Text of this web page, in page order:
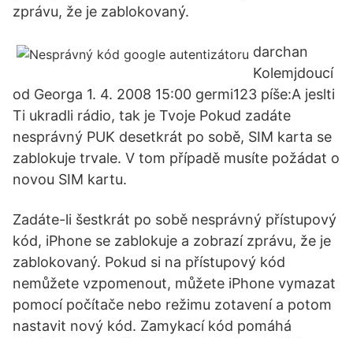
zprávu, že je zablokovaný.
darchan
Kolemjdoucí
od Georga 1. 4. 2008 15:00 germi123 píše:A jeslti
Ti ukradli rádio, tak je Tvoje Pokud zadáte
nesprávný PUK desetkrát po sobě, SIM karta se
zablokuje trvale. V tom případě musíte požádat o
novou SIM kartu.
Zadáte-li šestkrát po sobě nesprávný přístupový
kód, iPhone se zablokuje a zobrazí zprávu, že je
zablokovaný. Pokud si na přístupový kód
nemůžete vzpomenout, můžete iPhone vymazat
pomocí počítače nebo režimu zotavení a potom
nastavit nový kód. Zamykací kód pomáhá